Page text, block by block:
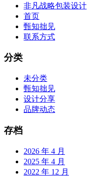
非凡战略包装设计
首页
甄知拙见
联系方式
分类
未分类
甄知拙见
设计分享
品牌动态
存档
2026 年 4 月
2025 年 4 月
2022 年 12 月